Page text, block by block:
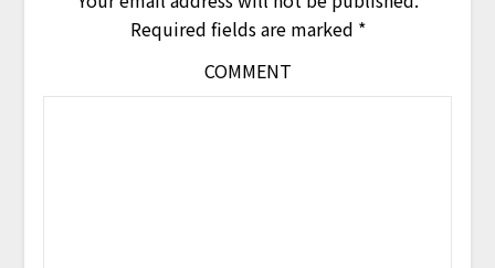
Required fields are marked *
COMMENT